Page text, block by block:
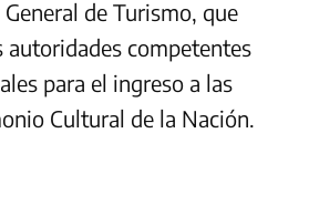
de Turismo, que
competentes
para el ingreso a las
Cultural de la Nación.